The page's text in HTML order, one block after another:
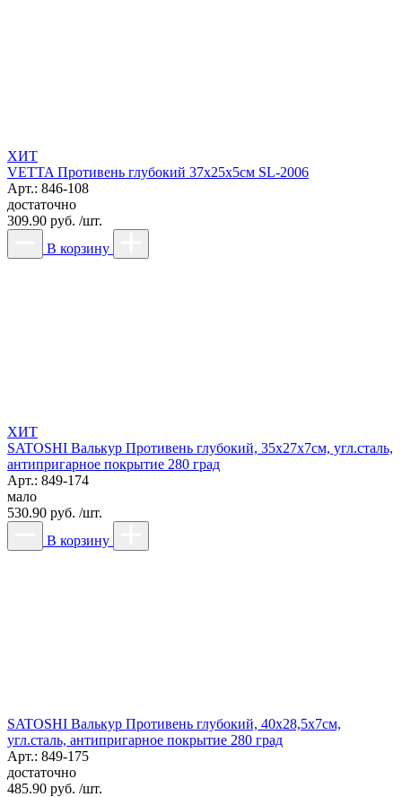
ХИТ
VETTA Противень глубокий 37x25x5см SL-2006
Арт.: 846-108
достаточно
309.90 руб. /шт.
В корзину
ХИТ
SATOSHI Валькур Противень глубокий, 35х27х7см, угл.сталь,
антипригарное покрытие 280 град
Арт.: 849-174
мало
530.90 руб. /шт.
В корзину
SATOSHI Валькур Противень глубокий, 40х28,5х7см,
угл.сталь, антипригарное покрытие 280 град
Арт.: 849-175
достаточно
485.90 руб. /шт.